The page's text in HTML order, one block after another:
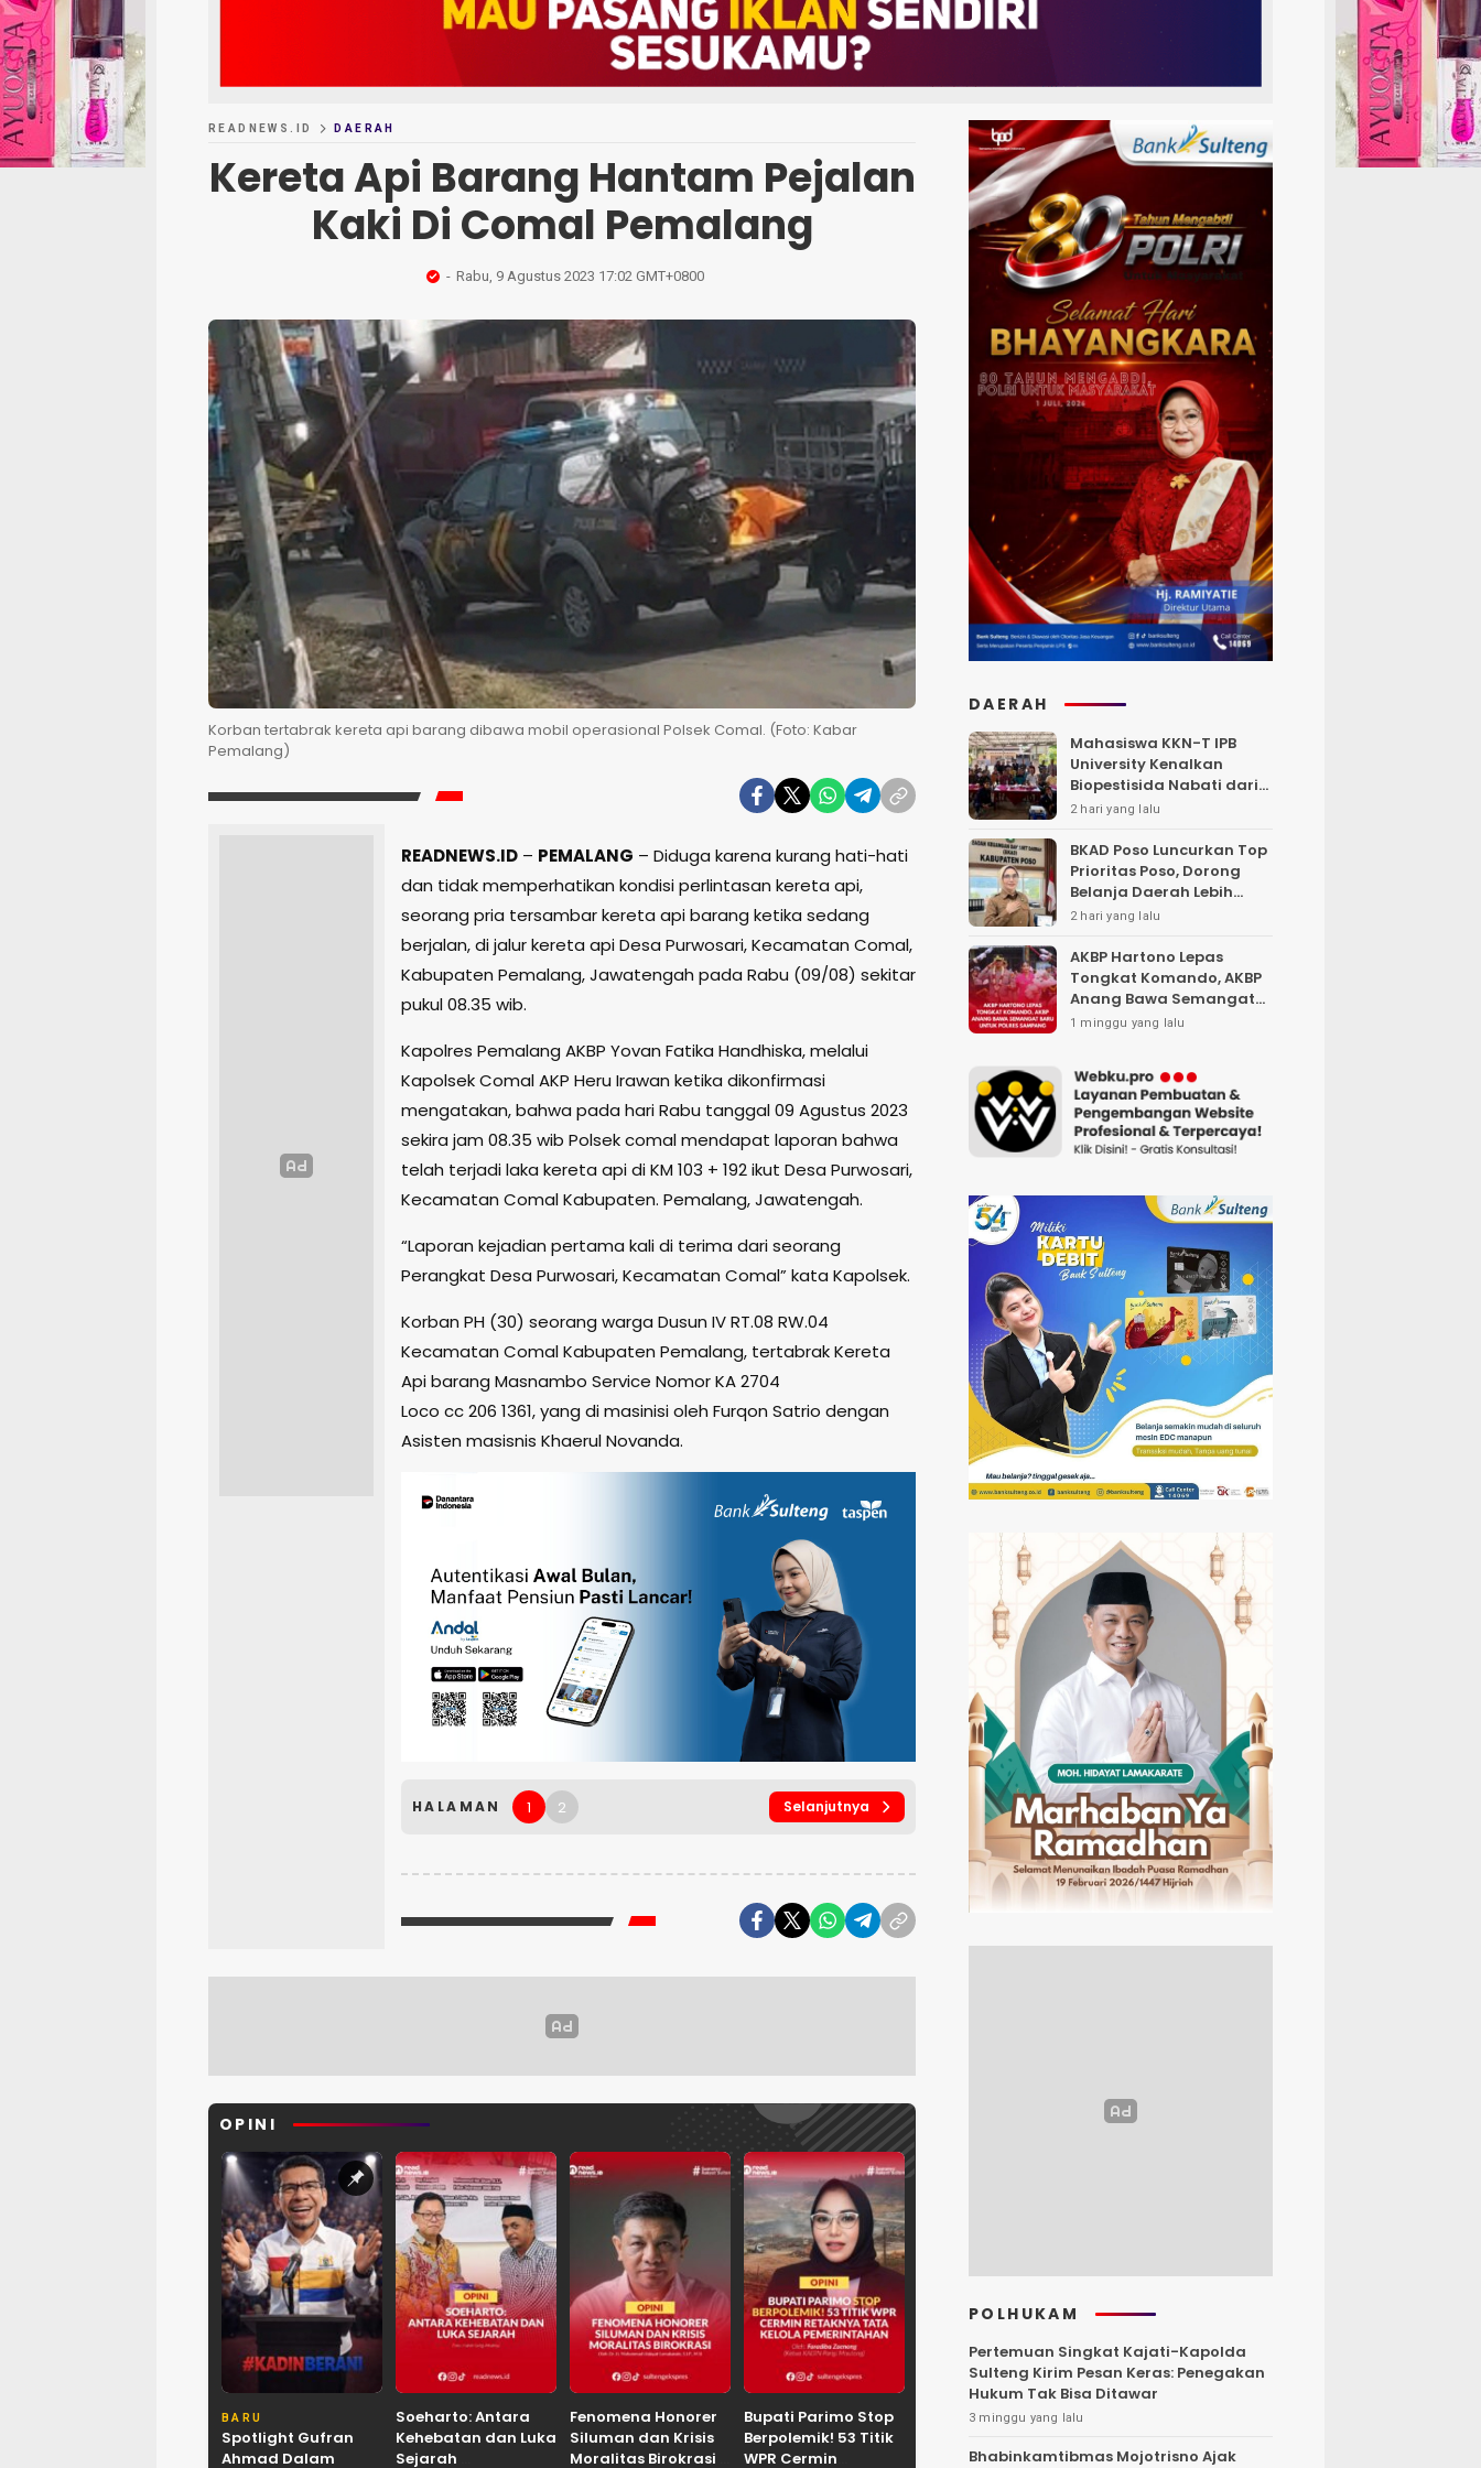
READNEWS.ID DAERAH
Kereta Api Barang Hantam Pejalan
Kaki Di Comal Pemalang
Rabu, 9 Agustus 2023 17:02 GMT+0800
Korban tertabrak kereta api barang dibawa mobil operasional Polsek Comal. (Foto: Kabar
Pemalang)
READNEWS.ID – PEMALANG – Diduga karena kurang hati-hati
dan tidak memperhatikan kondisi perlintasan kereta api,
seorang pria tersambar kereta api barang ketika sedang
berjalan, di jalur kereta api Desa Purwosari, Kecamatan Comal,
Kabupaten Pemalang, Jawatengah pada Rabu (09/08) sekitar
pukul 08.35 wib.
Kapolres Pemalang AKBP Yovan Fatika Handhiska, melalui
Kapolsek Comal AKP Heru Irawan ketika dikonfirmasi
mengatakan, bahwa pada hari Rabu tanggal 09 Agustus 2023
sekira jam 08.35 wib Polsek comal mendapat laporan bahwa
telah terjadi laka kereta api di KM 103 + 192 ikut Desa Purwosari,
Kecamatan Comal Kabupaten. Pemalang, Jawatengah.
“Laporan kejadian pertama kali di terima dari seorang
Perangkat Desa Purwosari, Kecamatan Comal” kata Kapolsek.
Korban PH (30) seorang warga Dusun IV RT.08 RW.04
Kecamatan Comal Kabupaten Pemalang, tertabrak Kereta
Api barang Masnambo Service Nomor KA 2704
Loco cc 206 1361, yang di masinisi oleh Furqon Satrio dengan
Asisten masisnis Khaerul Novanda.
HALAMAN 1 2 Selanjutnya
OPINI
BARU
Spotlight Gufran
Ahmad Dalam
Soeharto: Antara
Kehebatan dan Luka
Sejarah
Fenomena Honorer
Siluman dan Krisis
Moralitas Birokrasi
Bupati Parimo Stop
Berpolemik! 53 Titik
WPR Cermin
DAERAH
Mahasiswa KKN-T IPB
University Kenalkan
Biopestisida Nabati dari
Daun Pepaya
2 hari yang lalu
BKAD Poso Luncurkan Top
Prioritas Poso, Dorong
Belanja Daerah Lebih
Efektif dan Tepat
2 hari yang lalu
AKBP Hartono Lepas
Tongkat Komando, AKBP
Anang Bawa Semangat
Baru untuk Polres
1 minggu yang lalu
POLHUKAM
Pertemuan Singkat Kajati-Kapolda
Sulteng Kirim Pesan Keras: Penegakan
Hukum Tak Bisa Ditawar
3 minggu yang lalu
Bhabinkamtibmas Mojotrisno Ajak